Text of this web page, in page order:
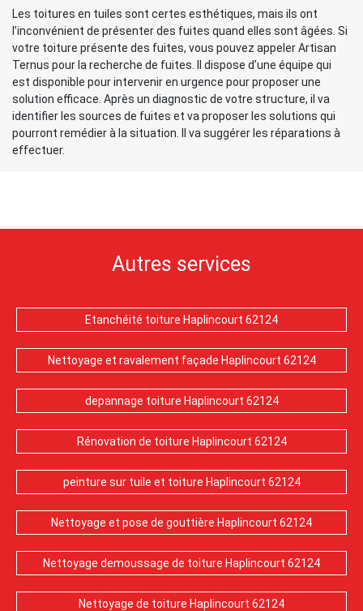
Les toitures en tuiles sont certes esthétiques, mais ils ont
l’inconvénient de présenter des fuites quand elles sont âgées. Si
votre toiture présente des fuites, vous pouvez appeler Artisan
Ternus pour la recherche de fuites. Il dispose d’une équipe qui
est disponible pour intervenir en urgence pour proposer une
solution efficace. Après un diagnostic de votre structure, il va
identifier les sources de fuites et va proposer les solutions qui
pourront remédier à la situation. Il va suggérer les réparations à
effectuer.
Autres services
Etanchéité toiture Haplincourt 62124
Nettoyage et ravalement façade Haplincourt 62124
depannage toiture Haplincourt 62124
Rénovation de toiture Haplincourt 62124
peinture sur tuile et toiture Haplincourt 62124
Nettoyage et pose de gouttière Haplincourt 62124
Nettoyage demoussage de toiture Haplincourt 62124
Nettoyage de toiture Haplincourt 62124